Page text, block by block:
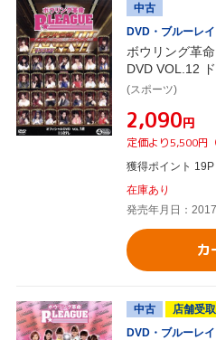
中古
DVD・ブルーレイ
ボウリング革
DVD VOL.12
(スポーツ)
¥2,090円
定価より5,500円
獲得ポイント 19P
在庫あり
発売年月日：
カ
中古
店舗受
DVD・ブルーレイ